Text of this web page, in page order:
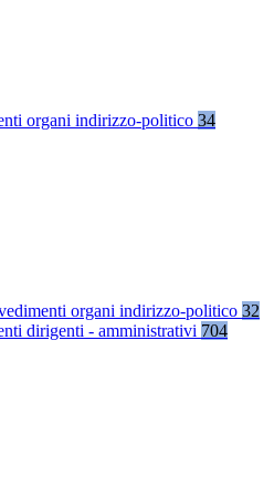
organi indirizzo-politico 34
organi indirizzo-politico 32
dirigenti - amministrativi 704